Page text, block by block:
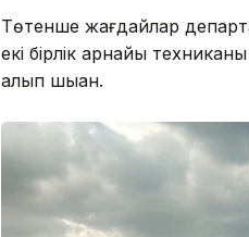
Төтенше жағдайлар
екі бірлік арнайы
алып шыққан.